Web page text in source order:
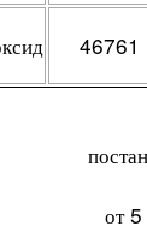
46761
от